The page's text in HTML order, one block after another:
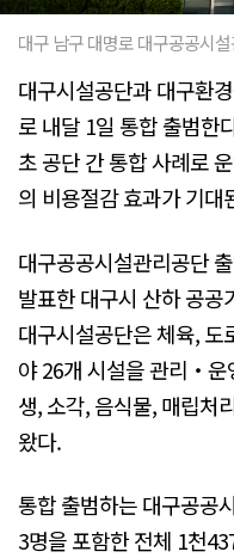
대구 남구 대명로 대구공공시
대구시설공단과 대구환
로 내달 1일 통합 출범한
초 공단 간 통합 사례로
의 비용절감 효과가 기대
대구공공시설관리공단
발표한 대구시 산하 공
대구시설공단은 체육, 도
야 26개 시설을 관리‧운
생, 소각, 음식물, 매립
왔다.
통합 출범하는 대구공공
3명을 포함한 전체 1천